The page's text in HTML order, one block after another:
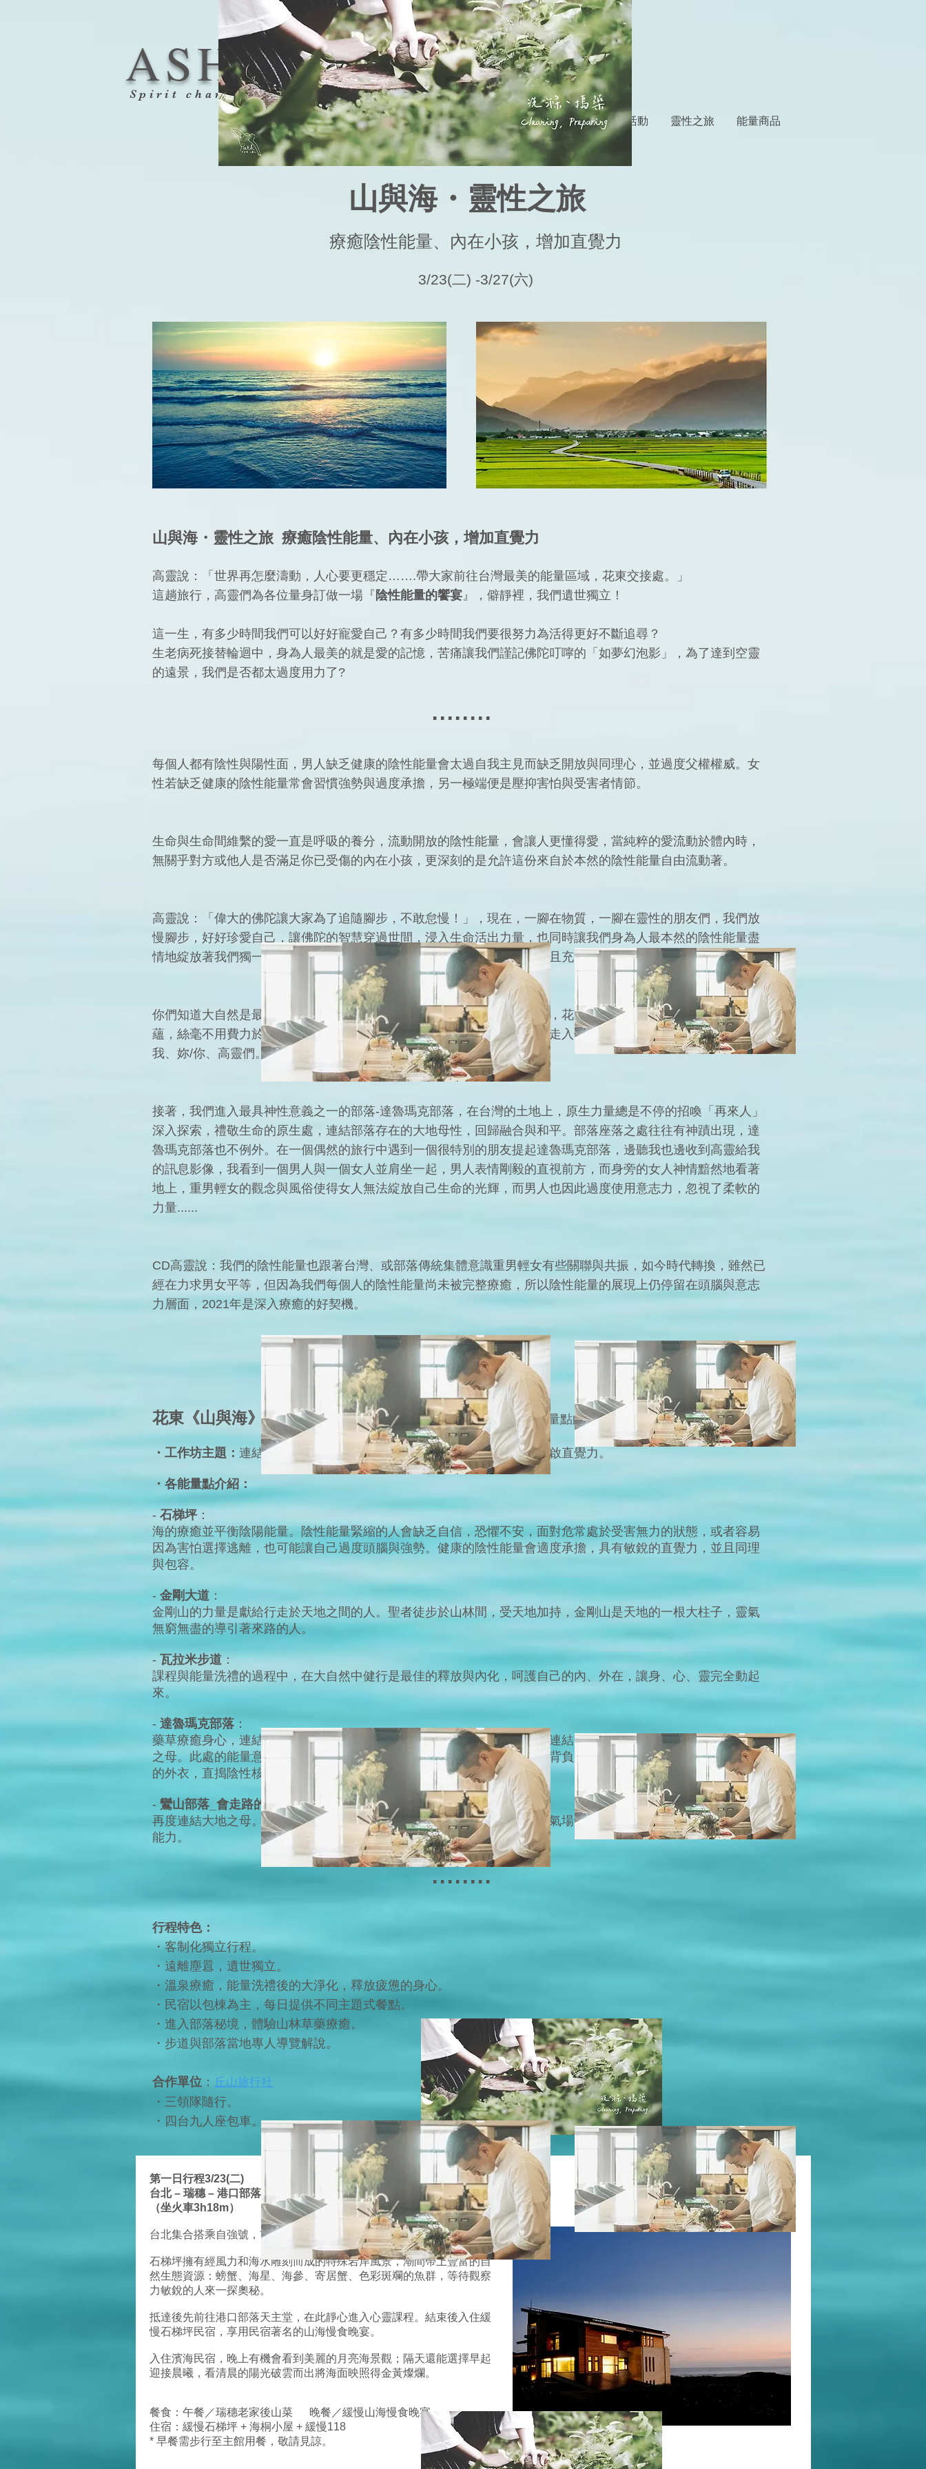
Spirit channeling
ASHA
首頁 最新消息 關於ASHA&高靈 高靈訊息 課程/活動 靈性之旅 能量商品
山與海・靈性之旅
療癒陰性能量、內在小孩，增加直覺力
3/23(二) -3/27(六)
山與海・靈性之旅 療癒陰性能量、內在小孩，增加直覺力
高靈說：「世界再怎麼濤動，人心要更穩定…….帶大家前往台灣最美的能量區域，花東交接處。」
這趟旅行，高靈們為各位量身訂做一場『 陰性能量的饗宴』，僻靜裡，我們遺世獨立！
這一生，有多少時間我們可以好好寵愛自己？有多少時間我們要很努力為活得更好不斷追尋？
生老病死接替輪迴中，身為人最美的就是愛的記憶，苦痛讓我們謹記佛陀叮嚀的「如夢幻泡影」，為了達到空靈
的遠景，我們是否都太過度用力了?
▪ ▪ ▪ ▪ ▪ ▪ ▪ ▪
每個人都有陰性與陽性面，男人缺乏健康的陰性能量會太過自我主見而缺乏開放與同理心，並過度父權權威。女
性若缺乏健康的陰性能量常會習慣強勢與過度承擔，另一極端便是壓抑害怕與受害者情節。
生命與生命間維繫的愛一直是呼吸的養分，流動開放的陰性能量，會讓人更懂得愛，當純粹的愛流動於體內時，
無關乎對方或他人是否滿足你已受傷的內在小孩，更深刻的是允許這份來自於本然的陰性能量自由流動著。
高靈說：「偉大的佛陀讓大家為了追隨腳步，不敢怠慢！」，現在，一腳在物質，一腳在靈性的朋友們，我們放
慢腳步，好好珍愛自己，讓佛陀的智慧穿過世間，浸入生命活出力量，也同時讓我們身為人最本然的陰性能量盡
情地綻放著我們獨一無二地內在光芒，讓我們在愛的美麗中，自在、謙虛且充滿慈悲。
你們知道大自然是最好的療癒師嗎？大自然足夠治癒我們「受限制的心」，花東此趟旅行的能量點輕柔、飽滿含
蘊，絲毫不用費力於『接受』。為了寵愛自己，我們避開了人群的紛擾，走入僻靜，幾夜的時間只有山、海、
我、妳/你、高靈們。幾日的時間，高靈陪伴著我們與自己行走。
接著，我們進入最具神性意義之一的部落-達魯瑪克部落，在台灣的土地上，原生力量總是不停的招喚「再來人」
深入探索，禮敬生命的原生處，連結部落存在的大地母性，回歸融合與和平。部落座落之處往往有神蹟出現，達
魯瑪克部落也不例外。在一個偶然的旅行中遇到一個很特別的朋友提起達魯瑪克部落，邊聽我也邊收到高靈給我
的訊息影像，我看到一個男人與一個女人並肩坐一起，男人表情剛毅的直視前方，而身旁的女人神情黯然地看著
地上，重男輕女的觀念與風俗使得女人無法綻放自己生命的光輝，而男人也因此過度使用意志力，忽視了柔軟的
力量......
CD高靈說：我們的陰性能量也跟著台灣、或部落傳統集體意識重男輕女有些關聯與共振，如今時代轉換，雖然已
經在力求男女平等，但因為我們每個人的陰性能量尚未被完整療癒，所以陰性能量的展現上仍停留在頭腦與意志
力層面，2021年是深入療癒的好契機。
▪▪▪ ▪ ▪ ▪▪
花東《山與海》的工作坊與能量重點 ：(八小時能量課程、各能量點的訊息與能量傳遞)
・工作坊主題： 連結花東能量漩渦，療癒內在小孩，與陰性能量連結，開啟直覺力。
・各能量點介紹：
- 石梯坪：
海的療癒並平衡陰陽能量。陰性能量緊縮的人會缺乏自信，恐懼不安，面對危常處於受害無力的狀態，或者容易
因為害怕選擇逃離，也可能讓自己過度頭腦與強勢。健康的陰性能量會適度承擔，具有敏銳的直覺力，並且同理
與包容。
- 金剛大道 ：
金剛山的力量是獻給行走於天地之間的人。聖者徒步於山林間，受天地加持，金剛山是天地的一根大柱子，靈氣
無窮無盡的導引著來路的人。
- 瓦拉米步道：
課程與能量洗禮的過程中，在大自然中健行是最佳的釋放與內化，呵護自己的內、外在，讓身、心、靈完全動起
來。
- 達魯瑪克部落 ：
藥草療癒身心，連結大地之母，深度洗滌受傷的陰性能量。高靈們為大家連結的能量是最原始神蹟顯化之處-大地
之母。此處的能量意義教導我們學習如何洞見並穿透集體意識中自己過度背負的形象與角色，為自己褪去這層層
的外衣，直搗陰性核心。
- 鸞山部落_會走路的樹 ：
再度連結大地之母。環狀雄偉的樹靈有著開啟直覺力的力量，修復並且為氣場鍍上強韌的金縷衣，強化氣場保護
能力。
▪ ▪ ▪ ▪ ▪ ▪ ▪ ▪
行程特色：
・客制化獨立行程。
・遠離塵囂，遺世獨立。
・溫泉療癒，能量洗禮後的大淨化，釋放疲憊的身心。
・民宿以包棟為主，每日提供不同主題式餐點。
・進入部落秘境，體驗山林草藥療癒。
・步道與部落當地專人導覽解說。
合作單位 ： 丘山旅行社
・三領隊隨行。
・四台九人座包車。
第一日行程3/23(二)
台北 – 瑞穗 – 港口部落天主堂心靈課程 – 石梯坪
（坐火車3h18m）
台北集合搭乘自強號，前往花蓮瑞穗，再搭上包車前往石梯坪。
石梯坪擁有經風力和海水雕刻而成的特殊岩岸風景，潮間帶上豐富的自
然生態資源：螃蟹、海星、海參、寄居蟹、色彩斑斕的魚群，等待觀察
力敏銳的人來一探奧秘。
抵達後先前往港口部落天主堂，在此靜心進入心靈課程。結束後入住緩
慢石梯坪民宿，享用民宿著名的山海慢食晚宴。
入住濱海民宿，晚上有機會看到美麗的月亮海景觀；隔天還能選擇早起
迎接晨曦，看清晨的陽光破雲而出將海面映照得金黃燦爛。
餐食：午餐／瑞穗老家後山菜 晚餐／緩慢山海慢食晚宴
住宿：緩慢石梯坪 + 海桐小屋 + 緩慢118
* 早餐需步行至主館用餐，敬請見諒。